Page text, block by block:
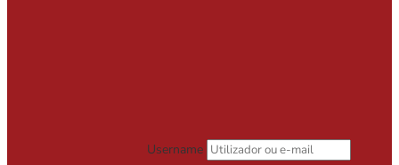
Username